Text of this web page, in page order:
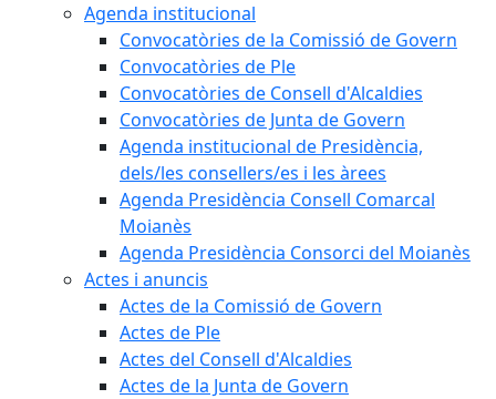
Agenda institucional
Convocatòries de la Comissió de Govern
Convocatòries de Ple
Convocatòries de Consell d'Alcaldies
Convocatòries de Junta de Govern
Agenda institucional de Presidència,
dels/les consellers/es i les àrees
Agenda Presidència Consell Comarcal
Moianès
Agenda Presidència Consorci del Moianès
Actes i anuncis
Actes de la Comissió de Govern
Actes de Ple
Actes del Consell d'Alcaldies
Actes de la Junta de Govern